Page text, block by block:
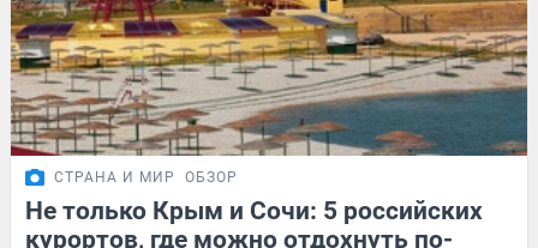
СТРАНА И МИР ОБЗОР
Не только Крым и Сочи: 5 российских
курортов, где можно отдохнуть по-